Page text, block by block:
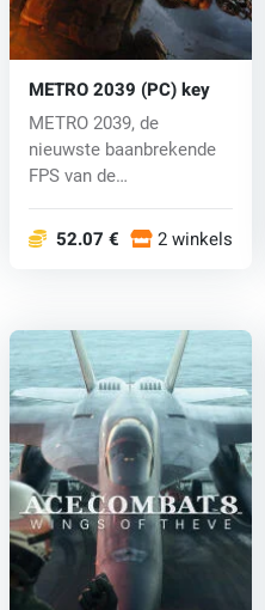
METRO 2039 (PC) key
METRO 2039, de
nieuwste baanbrekende
FPS van de
verhalenverte...
52.07 € 2 winkels